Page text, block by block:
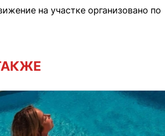
на участке организовано по